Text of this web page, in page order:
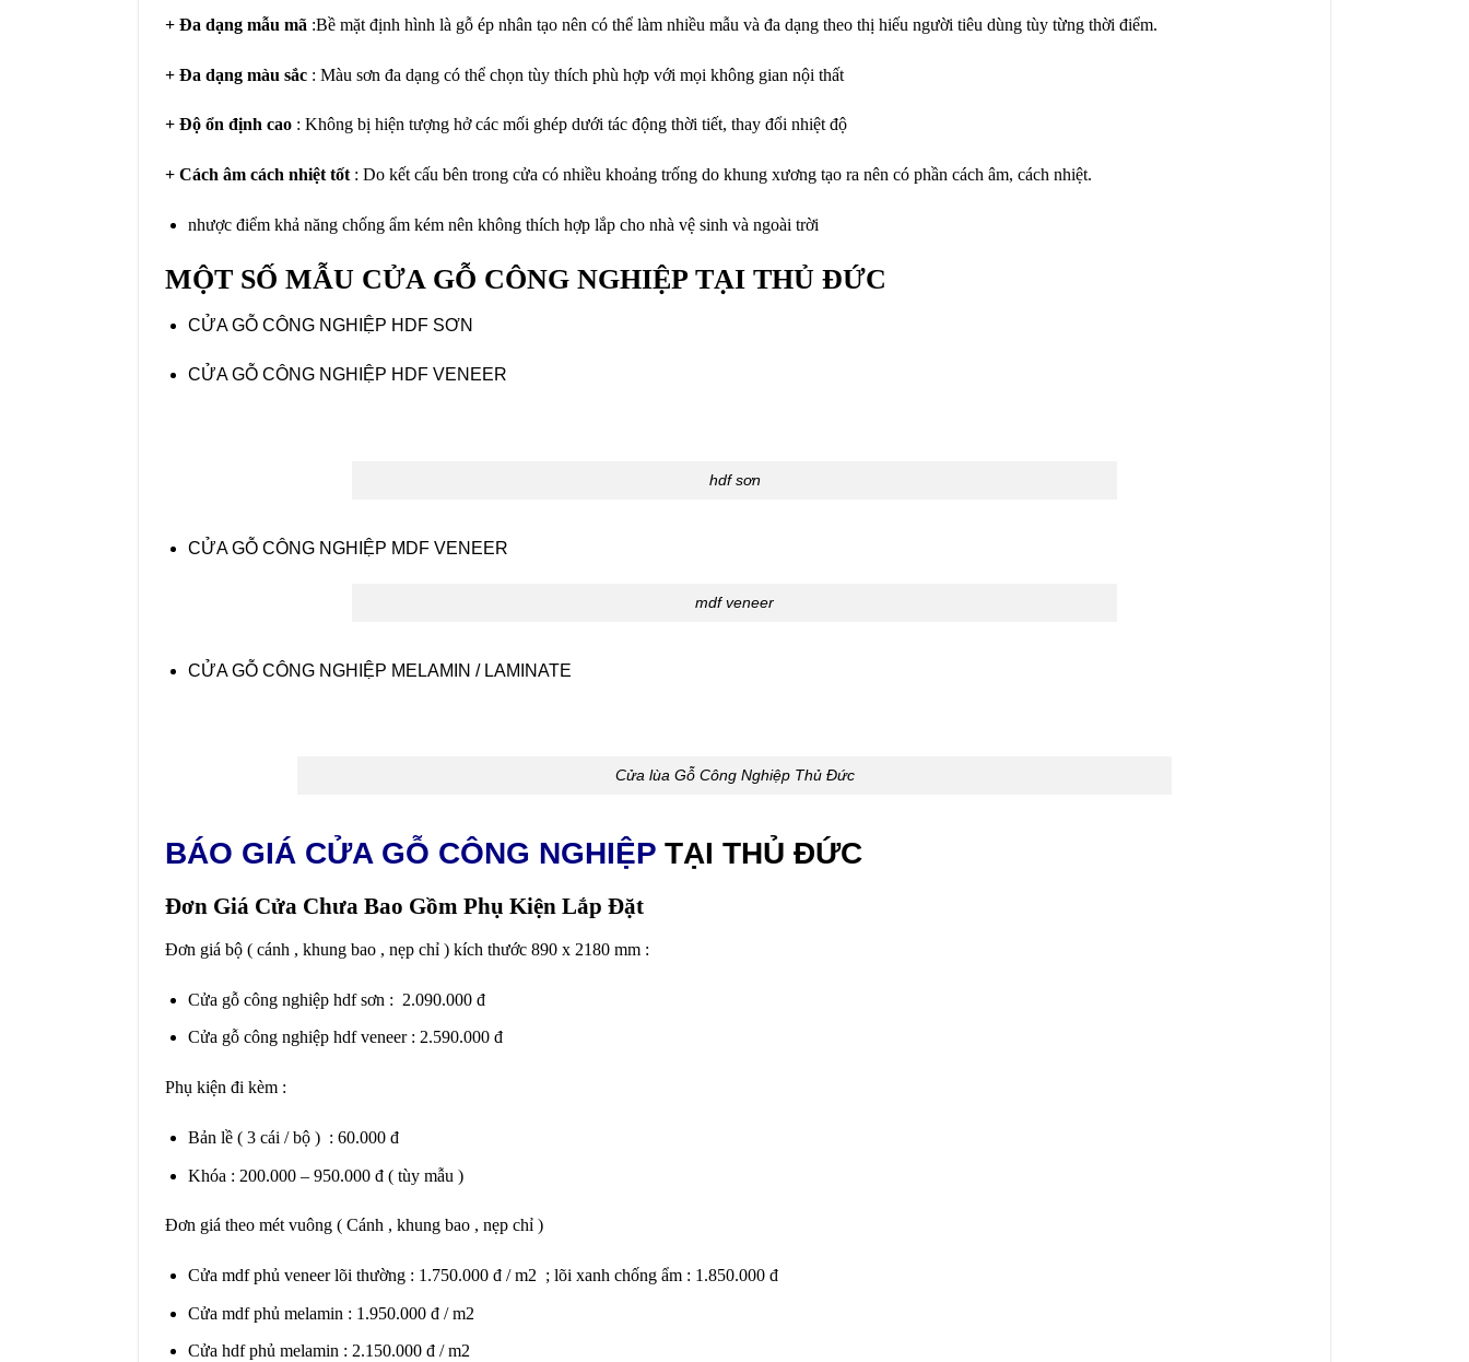
+ Đa dạng mẫu mã :Bề mặt định hình là gỗ ép nhân tạo nên có thể làm nhiều mẫu và đa dạng theo thị hiếu người tiêu dùng tùy từng thời điểm.
+ Đa dạng màu sắc : Màu sơn đa dạng có thể chọn tùy thích phù hợp với mọi không gian nội thất
+ Độ ổn định cao : Không bị hiện tượng hở các mối ghép dưới tác động thời tiết, thay đổi nhiệt độ
+ Cách âm cách nhiệt tốt : Do kết cấu bên trong cửa có nhiều khoảng trống do khung xương tạo ra nên có phần cách âm, cách nhiệt.
nhược điểm khả năng chống ẩm kém nên không thích hợp lắp cho nhà vệ sinh và ngoài trời
MỘT SỐ MẪU CỬA GỖ CÔNG NGHIỆP TẠI THỦ ĐỨC
CỬA GỖ CÔNG NGHIỆP HDF SƠN
CỬA GỖ CÔNG NGHIỆP HDF VENEER
hdf sơn
CỬA GỖ CÔNG NGHIỆP MDF VENEER
mdf veneer
CỬA GỖ CÔNG NGHIỆP MELAMIN / LAMINATE
Cửa lùa Gỗ Công Nghiệp Thủ Đức
BÁO GIÁ CỬA GỖ CÔNG NGHIỆP TẠI THỦ ĐỨC
Đơn Giá Cửa Chưa Bao Gồm Phụ Kiện Lắp Đặt
Đơn giá bộ ( cánh , khung bao , nẹp chỉ ) kích thước 890 x 2180 mm :
Cửa gỗ công nghiệp hdf sơn : 2.090.000 đ
Cửa gỗ công nghiệp hdf veneer : 2.590.000 đ
Phụ kiện đi kèm :
Bản lề ( 3 cái / bộ ) : 60.000 đ
Khóa : 200.000 – 950.000 đ ( tùy mẫu )
Đơn giá theo mét vuông ( Cánh , khung bao , nẹp chỉ )
Cửa mdf phủ veneer lõi thường : 1.750.000 đ / m2 ; lõi xanh chống ẩm : 1.850.000 đ
Cửa mdf phủ melamin : 1.950.000 đ / m2
Cửa hdf phủ melamin : 2.150.000 đ / m2